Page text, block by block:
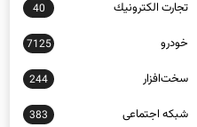
تجارت الكترونيك 40
خودرو 7125
سخت‌افزار 244
شبكه اجتماعی 383